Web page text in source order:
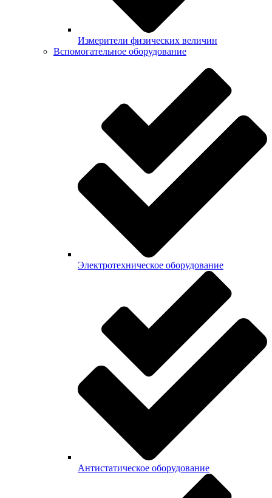
Измерители физических величин
Вспомогательное оборудование
Электротехническое оборудование
Антистатическое оборудование